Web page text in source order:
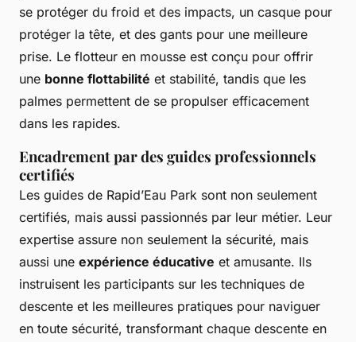
se protéger du froid et des impacts, un casque pour
protéger la tête, et des gants pour une meilleure
prise. Le flotteur en mousse est conçu pour offrir
une bonne flottabilité et stabilité, tandis que les
palmes permettent de se propulser efficacement
dans les rapides.
Encadrement par des guides professionnels
certifiés
Les guides de Rapid’Eau Park sont non seulement
certifiés, mais aussi passionnés par leur métier. Leur
expertise assure non seulement la sécurité, mais
aussi une expérience éducative et amusante. Ils
instruisent les participants sur les techniques de
descente et les meilleures pratiques pour naviguer
en toute sécurité, transformant chaque descente en